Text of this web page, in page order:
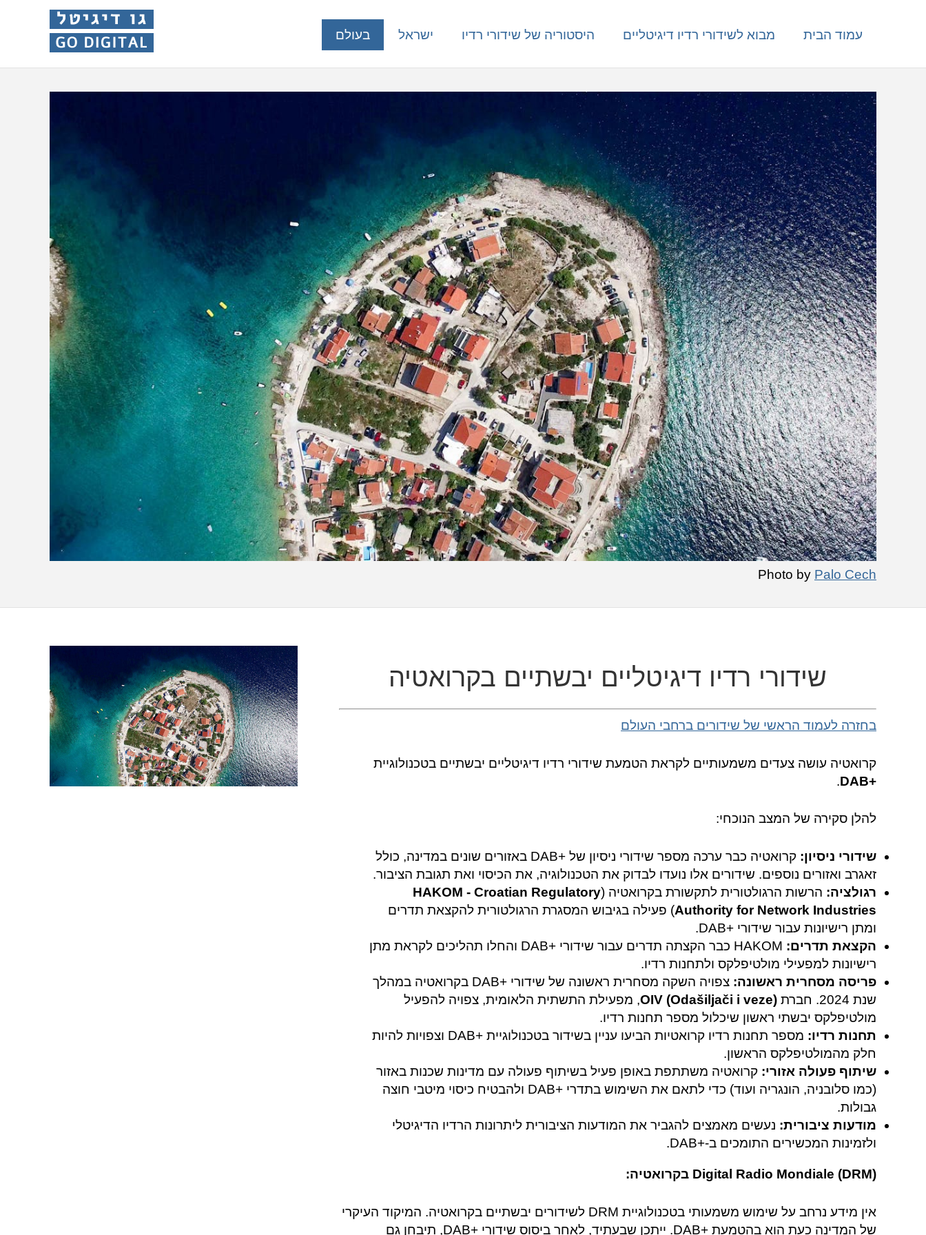
בעולם ישראל היסטוריה של שידורי רדיו מבוא לשידורי רדיו דיגיטליים עמוד הבית
Photo by Palo Cech
שידורי רדיו דיגיטליים יבשתיים בקרואטיה
בחזרה לעמוד הראשי של שידורים ברחבי העולם
קרואטיה עושה צעדים משמעותיים לקראת הטמעת שידורי רדיו דיגיטליים יבשתיים בטכנולוגיית
+DAB
.
להלן סקירה של המצב הנוכחי:
שידורי ניסיון:
קרואטיה כבר ערכה מספר שידורי ניסיון של +DAB באזורים שונים במדינה, כולל
זאגרב ואזורים נוספים. שידורים אלו נועדו לבדוק את הטכנולוגיה, את הכיסוי ואת תגובת הציבור.
רגולציה: הרשות הרגולטורית לתקשורת בקרואטיה (HAKOM - Croatian Regulatory
Authority for Network Industries) פעילה בגיבוש המסגרת הרגולטורית להקצאת תדרים
ומתן רישיונות עבור שידורי +DAB.
הקצאת תדרים:
HAKOM כבר הקצתה תדרים עבור שידורי +DAB והחלו תהליכים לקראת מתן
רישיונות למפעילי מולטיפלקס ולתחנות רדיו.
פריסה מסחרית ראשונה:
צפויה השקה מסחרית ראשונה של שידורי +DAB בקרואטיה במהלך
שנת 2024. חברת
OIV (Odašiljači i veze), מפעילת התשתית הלאומית, צפויה להפעיל
מולטיפלקס יבשתי ראשון שיכלול מספר תחנות רדיו.
תחנות רדיו:
מספר תחנות רדיו קרואטיות הביעו עניין בשידור בטכנולוגיית +DAB וצפויות להיות
חלק מהמולטיפלקס הראשון.
שיתוף פעולה אזורי: קרואטיה משתתפת באופן פעיל בשיתוף פעולה עם מדינות שכנות באזור
(כמו סלובניה, הונגריה ועוד) כדי לתאם את השימוש בתדרי +DAB ולהבטיח כיסוי מיטבי חוצה
גבולות.
מודעות ציבורית: נעשים מאמצים להגביר את המודעות הציבורית ליתרונות הרדיו הדיגיטלי
ולזמינות המכשירים התומכים ב-+DAB.
Digital Radio Mondiale (DRM) בקרואטיה:
אין מידע נרחב על שימוש משמעותי בטכנולוגיית DRM לשידורים יבשתיים בקרואטיה. המיקוד העיקרי
של המדינה כעת הוא בהטמעת +DAB. ייתכן שבעתיד, לאחר ביסוס שידורי +DAB, תיבחן גם